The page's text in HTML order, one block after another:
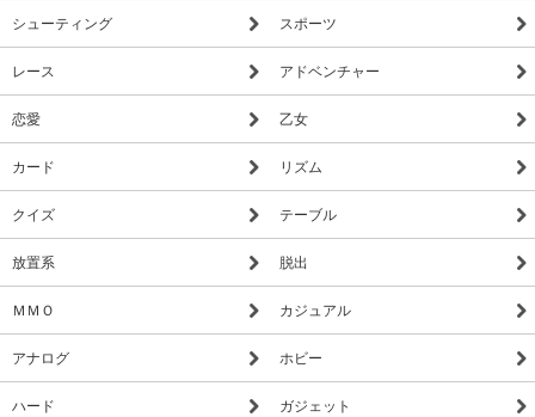
シューティング スポーツ
レース アドベンチャー
恋愛 乙女
カード リズム
クイズ テーブル
放置系 脱出
ＭＭＯ カジュアル
アナログ ホビー
ハード ガジェット